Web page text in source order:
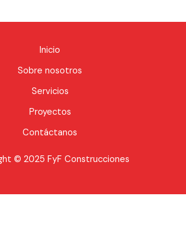
Inicio
Sobre nosotros
Servicios
Proyectos
Contáctanos
© 2025 FyF Construcciones